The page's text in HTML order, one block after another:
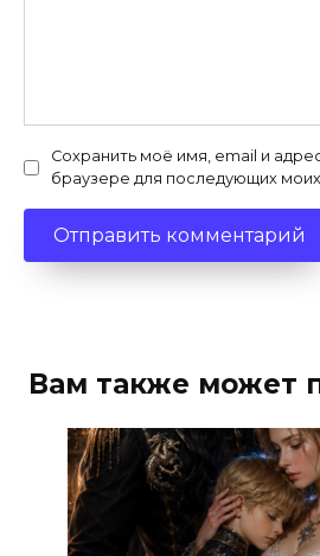
Сохранить моё имя, email и
браузере для последующих
Вам также может